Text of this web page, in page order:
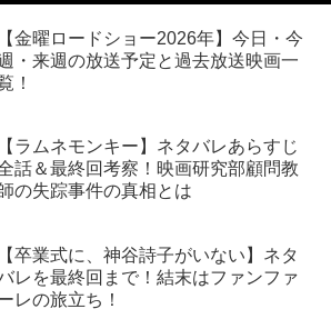
【金曜ロードショー2026年】今日・今
・来週の放送予定と過去放送映画一
！
【ラムネモンキー】ネタバレあらすじ
話＆最終回考察！映画研究部顧問教
の失踪事件の真相とは
【卒業式に、神谷詩子がいない】ネタ
レを最終回まで！結末はファンファ
レの旅立ち！